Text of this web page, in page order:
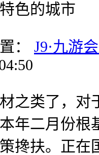
色的城市
： J9·九游
类了，对于
年二月份根
搀扶。正在